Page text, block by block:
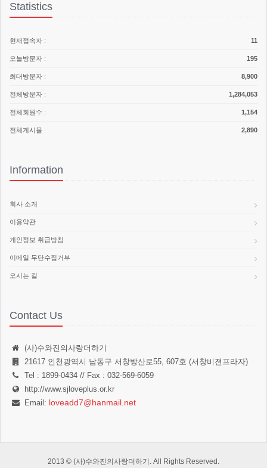
Statistics
현재접속자 : 11
오늘방문자 : 195
최대방문자 : 8,900
전체방문자 : 1,284,053
전체회원수 : 1,154
전체게시물 : 2,890
Information
회사 소개
이용약관
개인정보 취급방침
이메일 무단수집거부
오시는 길
Contact Us
(사)수와진의사랑더하기
21617 인천광역시 남동구 서창방산로55, 607호 (서창비젼프라자)
Tel : 1899-0434 // Fax : 032-569-6059
http://www.sjloveplus.or.kr
Email: loveadd7@hanmail.net
2013 © (사)수와진의사랑더하기. All Rights Reserved.